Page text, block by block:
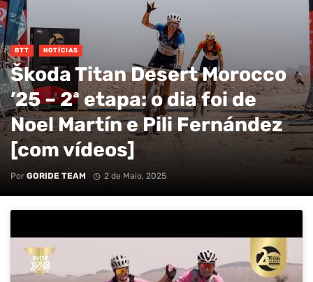
BTT NOTÍCIAS
Škoda Titan Desert Morocco
’25 – 2ª etapa: o dia foi de
Noel Martín e Pili Fernández
[com vídeos]
Por GORIDE TEAM 2 de Maio, 2025